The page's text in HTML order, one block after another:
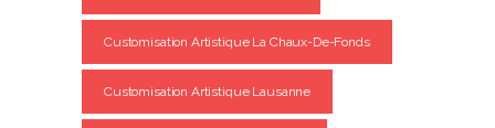
Customisation Artistique La Chaux-De-Fonds
Customisation Artistique Lausanne